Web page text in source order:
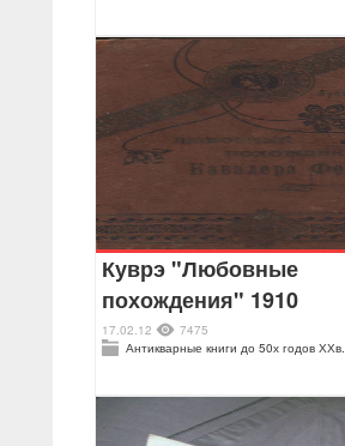
Куврэ "Любовные
похождения" 1910
17.02.12
7475
Антикварные книги до 50х годов ХХв.